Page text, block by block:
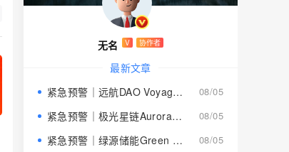
无名 V 协作者
最新文章
紧急预警｜远航DAO Voyage：8月下旬长沙启动大会，旧盘团队平移，RWA+大宗商品包装——又是庞氏滚盘的老剧本
08/05
紧急预警｜极光星链Aurora Star：AI算力包装下的快盘骗局，认购即入坑 08/05
紧急预警｜绿源储能Green Source：披着新能源外衣的庞氏传销盘，8月千人大会就是收割信号 08/05